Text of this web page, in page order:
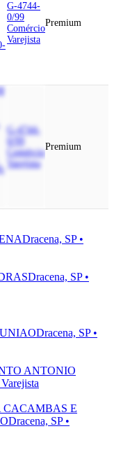
G-4744-
0/99
Comércio
Varejista
Premium
G-4744-
Comércio
Varejista
Premium
Dracena, SP •
Dracena, SP •
Dracena, SP •
ANTONIO
E
Dracena, SP •